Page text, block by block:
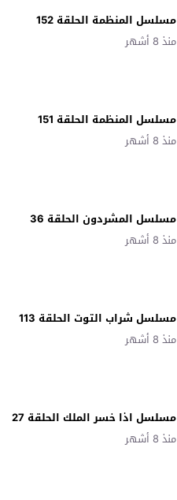
مسلسل المنظمة الحلقة 152
منذ 8 أشهر
مسلسل المنظمة الحلقة 151
منذ 8 أشهر
مسلسل المشردون الحلقة 36
منذ 8 أشهر
مسلسل شراب التوت الحلقة 113
منذ 8 أشهر
مسلسل اذا خسر الملك الحلقة 27
منذ 8 أشهر